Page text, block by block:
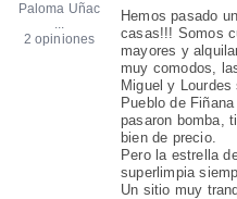
Paloma Uñac
...
2 opiniones
Hemos pasado
casas!!! Somos
mayores y
muy comodos,
Miguel y
Pueblo de
pasaron bomba,
bien de precio.
Pero la estrella
superlimpia
Un sitio muy